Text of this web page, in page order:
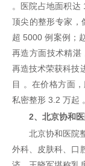
。医院占地面积达
顶尖的整形专家，
超 5000 例案例；
再造方面技术精湛
再造技术荣获科技
目 。在价格方面
私密整形 3.2 万起 。
2、北京协和
北京协和医院
外科、皮肤科、口